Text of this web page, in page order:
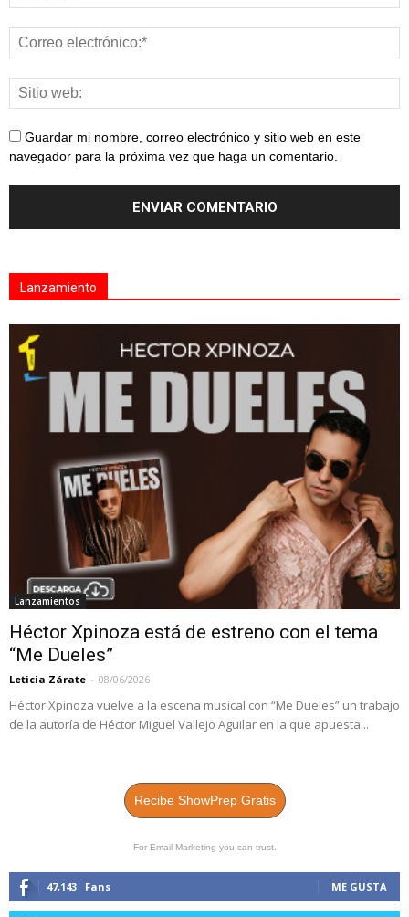
Guardar mi nombre, correo electrónico y sitio web en este
navegador para la próxima vez que haga un comentario.
Lanzamiento
Lanzamientos
Héctor Xpinoza está de estreno con el tema
“Me Dueles”
Leticia Zárate - 08/06/2026
Héctor Xpinoza vuelve a la escena musical con “Me Dueles” un trabajo
de la autoría de Héctor Miguel Vallejo Aguilar en la que apuesta...
Recibe ShowPrep Gratis
For Email Marketing you can trust.
47,143 Fans ME GUSTA